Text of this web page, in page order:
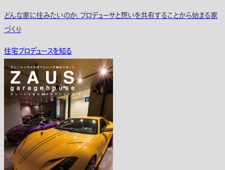
どんな家に住みたいのか、プロデューサと想いを共有することから始まる家
づくり
住宅プロデュースを知る